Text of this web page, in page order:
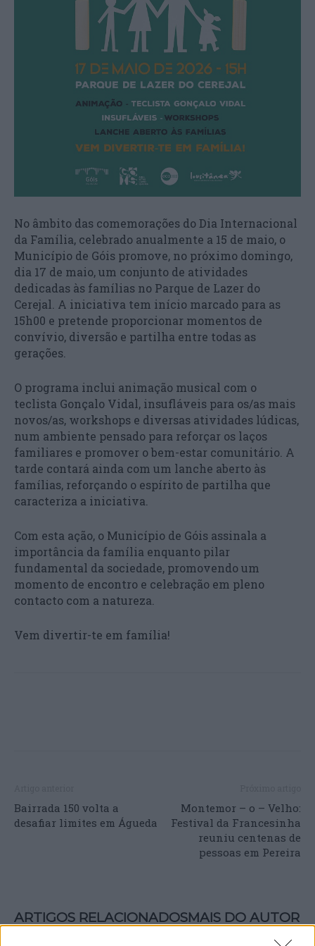
No âmbito das comemorações do Dia Internacional
da Família, celebrado anualmente a 15 de maio, o
Município de Góis promove, no próximo domingo,
dia 17 de maio, um conjunto de atividades
dedicadas às famílias no Parque de Lazer do
Cerejal. A iniciativa tem início marcado para as
15h00 e pretende proporcionar momentos de
convívio, diversão e partilha entre todas as
gerações.
O programa inclui animação musical com o
teclista Gonçalo Vidal, insufláveis para os/as mais
novos/as, workshops e diversas atividades lúdicas,
num ambiente pensado para reforçar os laços
familiares e promover o bem-estar comunitário. A
tarde contará ainda com um lanche aberto às
famílias, reforçando o espírito de partilha que
caracteriza a iniciativa.
Com esta ação, o Município de Góis assinala a
importância da família enquanto pilar
fundamental da sociedade, promovendo um
momento de encontro e celebração em pleno
contacto com a natureza.
Vem divertir-te em família!
Bairrada 150 volta a
desafiar limites em Águeda
Montemor – o – Velho:
Festival da Francesinha
reuniu centenas de
pessoas em Pereira
ARTIGOS RELACIONADOSMAIS DO AUTOR